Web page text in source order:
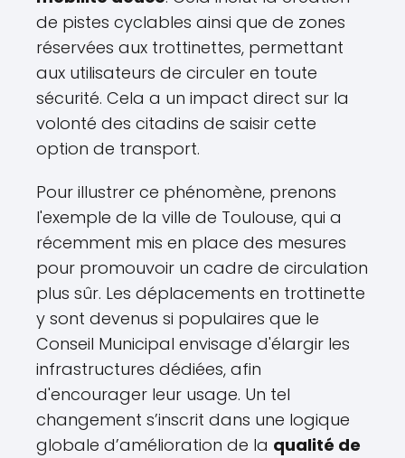
de pistes cyclables ainsi que de zones
réservées aux trottinettes, permettant
aux utilisateurs de circuler en toute
sécurité. Cela a un impact direct sur la
volonté des citadins de saisir cette
option de transport.
Pour illustrer ce phénomène, prenons
l'exemple de la ville de Toulouse, qui a
récemment mis en place des mesures
pour promouvoir un cadre de circulation
plus sûr. Les déplacements en trottinette
y sont devenus si populaires que le
Conseil Municipal envisage d'élargir les
infrastructures dédiées, afin
d'encourager leur usage. Un tel
changement s’inscrit dans une logique
globale d’amélioration de la qualité de